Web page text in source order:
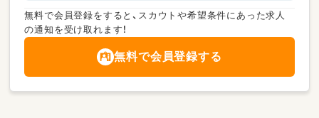
無料で会員登録をすると、スカウトや希望条件にあった求人
の通知を受け取れます！
無料で会員登録する